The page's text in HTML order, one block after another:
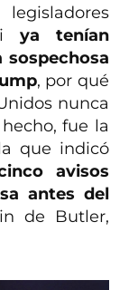
ya tenían
, por qué
nunca
fue la
que indicó
avisos
antes del
de Butler,